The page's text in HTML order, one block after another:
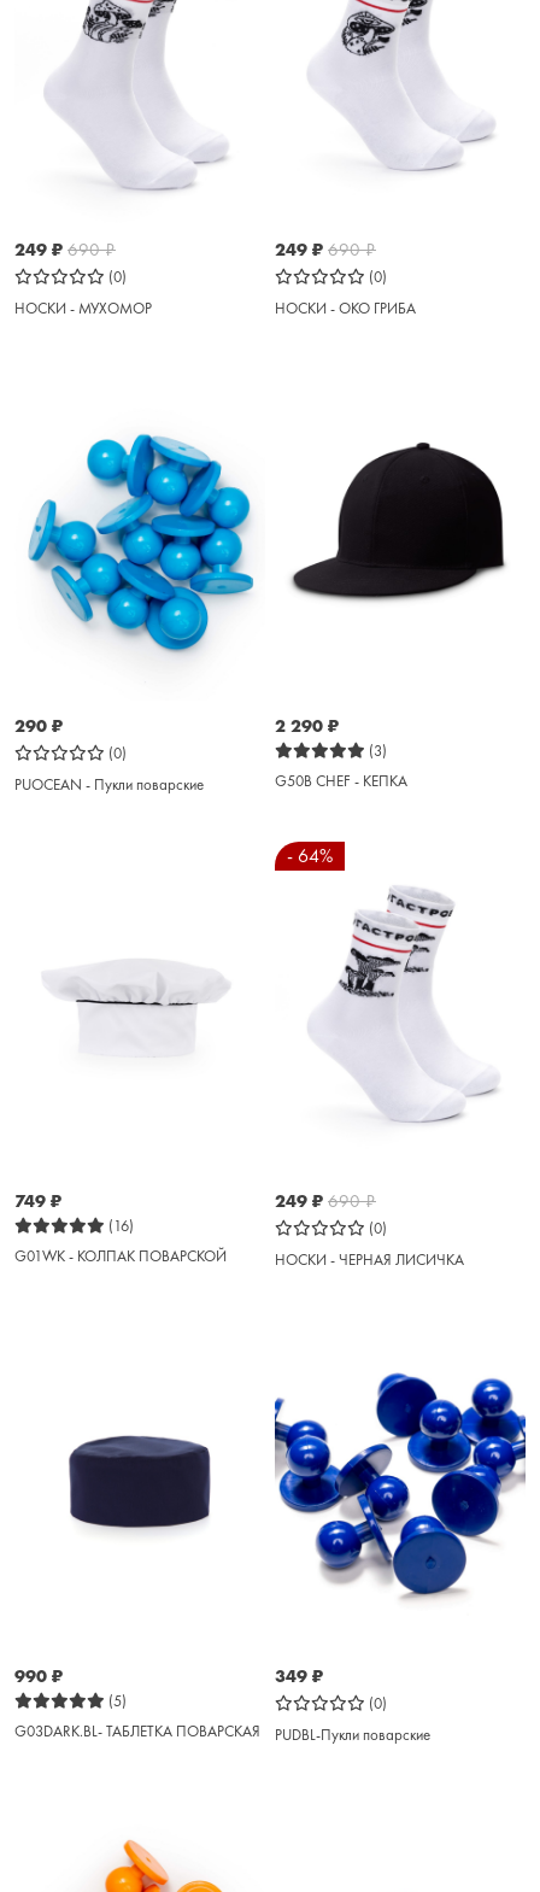
249 ₽ 690₽
(0)
НОСКИ - МУХОМОР
249 ₽ 690₽
(0)
НОСКИ - ОКО ГРИБА
290 ₽
(0)
PUOCEAN - Пукли поварские
2 290 ₽
(3)
G50B CHEF - КЕПКА
749 ₽
(16)
G01WK - КОЛПАК ПОВАРСКОЙ
- 64%
249 ₽ 690₽
(0)
НОСКИ - ЧЕРНАЯ ЛИСИЧКА
990 ₽
(5)
G03DARK.BL- ТАБЛЕТКА ПОВАРСКАЯ
349 ₽
(0)
PUDBL-Пукли поварские